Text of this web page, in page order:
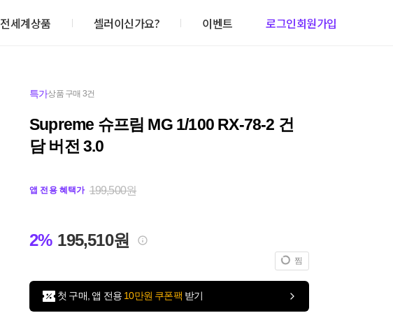
전세계상품 셀러이신가요? 이벤트 로그인회원가입
특가상품 구매 3건
Supreme 슈프림 MG 1/100 RX-78-2 건
담 버전 3.0
앱 전용 혜택가 199,500원
2% 195,510원
찜
첫 구매, 앱 전용 10만원 쿠폰팩 받기